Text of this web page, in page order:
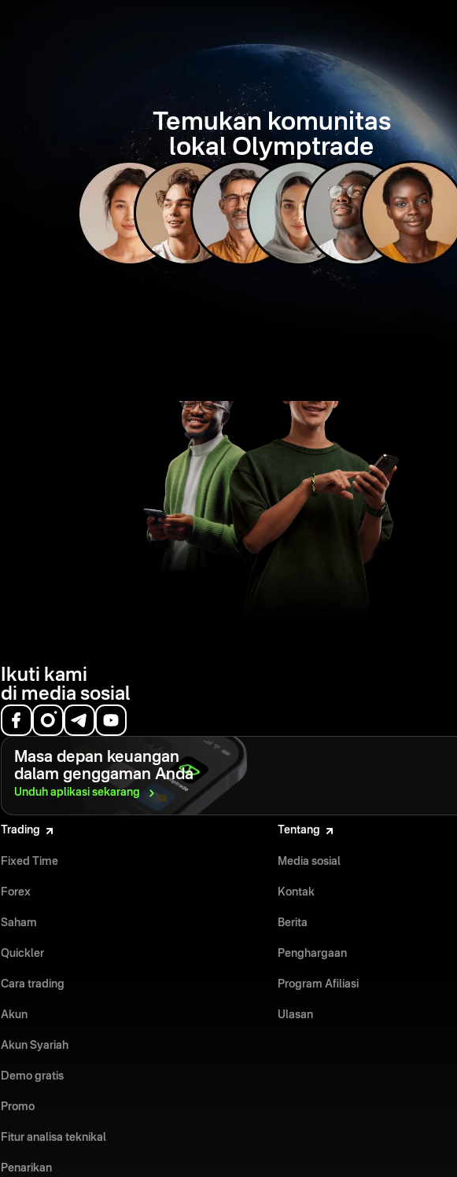
Temukan komunitas
lokal Olymptrade
Ikuti kami
di media sosial
Masa depan keuangan
dalam genggaman Anda
Unduh aplikasi sekarang
Trading
Fixed Time
Forex
Saham
Quickler
Cara trading
Akun
Akun Syariah
Demo gratis
Promo
Fitur analisa teknikal
Penarikan
Tentang
Media sosial
Kontak
Berita
Penghargaan
Program Afiliasi
Ulasan